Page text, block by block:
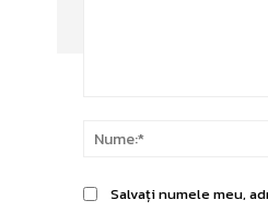
Salvați numele meu,